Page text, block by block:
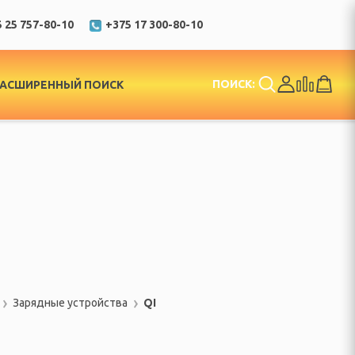
25 757-80-10 +375 17 300-80-10
ПОИСК ПОИСК:
Зарядные устройства QI